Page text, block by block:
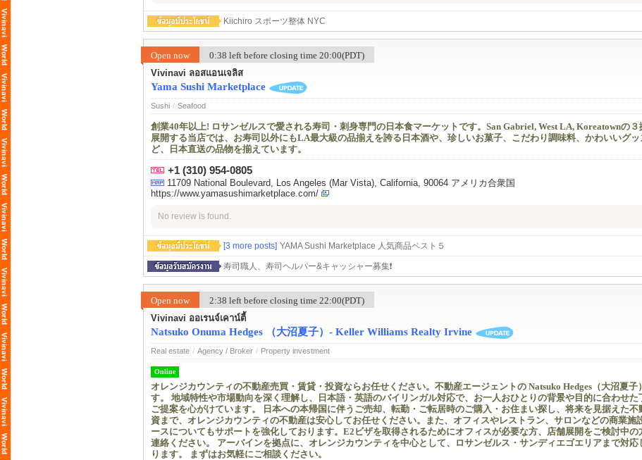
Kiichiro スポーツ整体 NYC
Open now
0:38 left before closing time 20:00(PDT)
Vivinavi ลอสแอนเจลิส
Yama Sushi Marketplace
Sushi / Seafood
創業40年以上! ロサンゼルスで愛される寿司・刺身専門の日本食マーケットです。San Gabriel, West LA, Koreatownの３
展開する当店では、お寿司以外にもLA最大級の品揃えを誇る日本酒や、珍しいお菓子、こだわり調味料、かわいいグッ
ど、日本直送の品物を揃えています。
+1 (310) 954-0805
11709 National Boulevard, Los Angeles (Mar Vista), California, 90064 アメリカ合衆国
https://www.yamasushimarketplace.com/
No review is found.
[3 more posts] YAMA Sushi Marketplace 人気商品ベスト５
寿司職人、寿司ヘルパー&キャッシャー募集❗️
Open now
2:38 left before closing time 22:00(PDT)
Vivinavi ออเรนจ์เคาน์ตี้
Natsuko Onuma Hedges （大沼夏子）- Keller Williams Realty Irvine
Real estate / Agency / Broker / Property investment
Online
オレンジカウンティの不動産売買・賃貸・投資ならお任せください。不動産エージェントの Natsuko Hedges（大沼夏子
す。 地域特性や市場動向を深く理解し、日本語・英語のバイリンガル対応で、お一人おひとりの背景や目的に合わせた
ご提案を心がけています。 日本への本帰国に伴うご売却、転勤・ご転居時のご購入・お住まい探し、将来を見据えた不
資まで、オレンジカウンティの不動産は安心してお任せください。また、オフィスやレストラン、サロンなどの商業施
ースについてもサポートを強化しております。E2ビザを取得されるためにオフィスが必要な方、店舗展開をご検討中の
連絡ください。 アーバインを拠点に、オレンジカウンティを中心として、ロサンゼルス・サンディエゴエリアまで対応
ります。 まずはお気軽にご相談ください。